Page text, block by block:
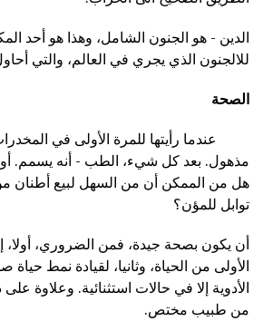
الدين - هو الجنون الشامل، وهذا هو أحد
للالجنون الذي يجري في العالم، والتي
الصحة
عندما رأيتها للمرة الأولى في
مذهول. بعد كل شيء، الطب - أنه يسمم. أو
هل من الممكن أن من السهل لبيع أطنان من
توابل للمؤن؟
أن يكون بصحة جيدة، فمن الضروري، أولا،
الأولى من الحياة، وثانيا، لقيادة نمط
الأدوية إلا في حالات استثنائية. وعلاوة
من طبيب مختص.